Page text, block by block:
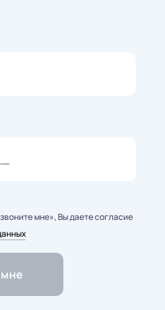
мне», Вы даете согласие